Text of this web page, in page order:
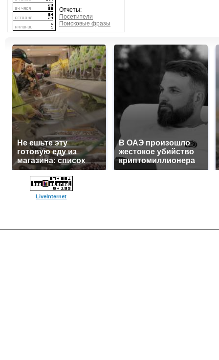
Отчеты:
Посетители
Поисковые фразы
Не ешьте эту
готовую еду из
магазина: список
В ОАЭ произошло
жестокое убийство
криптомиллионера
LiveInternet